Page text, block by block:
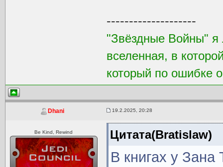
--------------------
"Звёздные Войны" я
вселенная, в
который по ошибке
Dhani 19.2.2025, 20:28
Be Kind, Rewind Цитата(Bratislaw)
В книгах у